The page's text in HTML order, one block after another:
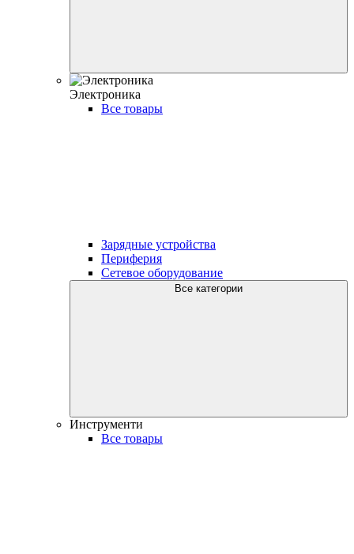
Электроника
Все товары
Зарядные устройства
Периферия
Сетевое оборудование
Все категории
Инструменти
Все товары